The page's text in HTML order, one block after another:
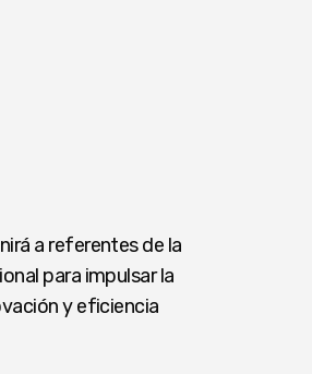
a referentes de la
para impulsar la
y eficiencia